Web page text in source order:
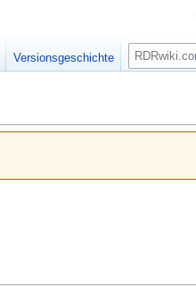
Versionsgeschichte
Suche